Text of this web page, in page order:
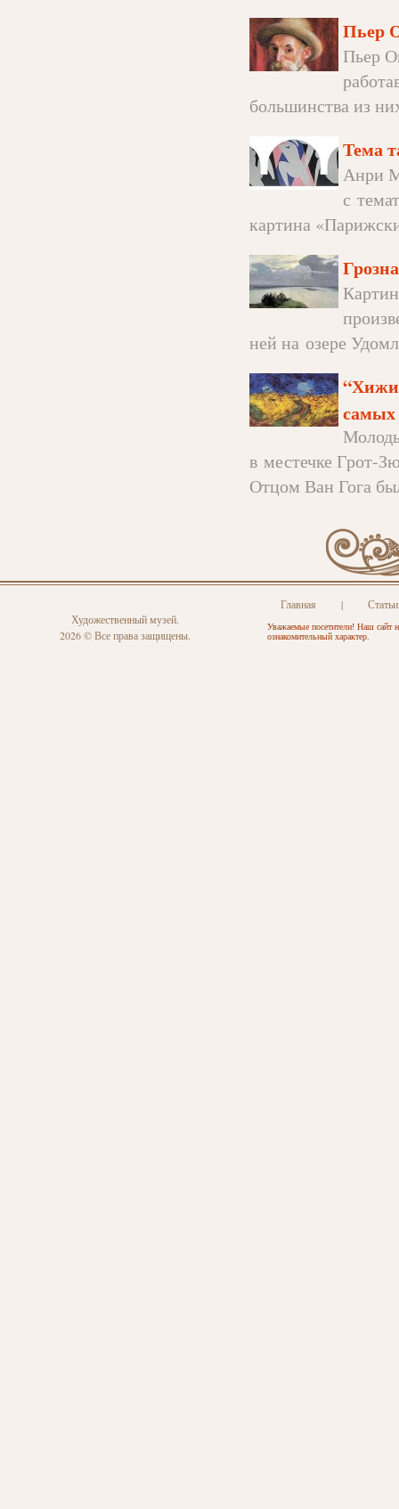
Пьер
Пьер
большинства из
Тема
Анри
с
картина
ней на озере
самых
в местечке Грот-
Отцом Ван Гога
Художественный музей.
2026 © Все права защищены.
Главная | Статьи
Уважаемые посетители! Наш сайт
ознакомительный характер.